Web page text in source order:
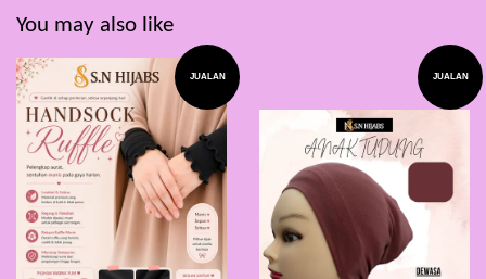
You may also like
JUALAN JUALAN